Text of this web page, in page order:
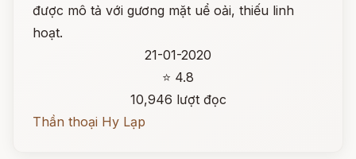
được mô tả với gương mặt uể oải, thiếu linh
hoạt.
21-01-2020
⭐ 4.8
10,946 lượt đọc
Thần thoại Hy Lạp